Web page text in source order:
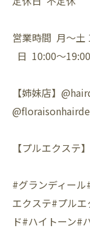
営業時間 月〜土
日 10:00〜19:00
【姉妹店】
【プルエクス
#グランディー
エクステ#プル
ド#ハイトーン#